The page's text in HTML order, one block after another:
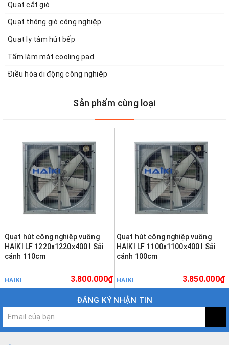
Quạt cắt gió
Quạt thông gió công nghiệp
Quạt ly tâm hút bếp
Tấm làm mát cooling pad
Điều hòa di động công nghiệp
Sản phẩm cùng loại
Quạt hút công nghiệp vuông
HAIKI LF 1220x1220x400 I Sải
cánh 110cm
HAIKI 3.800.000₫
Quạt hút công nghiệp vuông
HAIKI LF 1100x1100x400 I Sải
cánh 100cm
HAIKI 3.850.000₫
ĐĂNG KÝ NHẬN TIN